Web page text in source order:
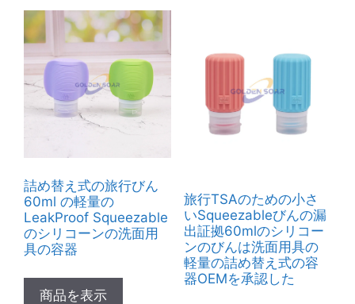
詰め替え式の旅行びん
60ml の軽量の
LeakProof Squeezable
のシリコーンの洗面用
具の容器
商品を表示
旅行TSAのための小さ
いSqueezableびんの漏
出証拠60mlのシリコー
ンのびんは洗面用具の
軽量の詰め替え式の容
器OEMを承認した